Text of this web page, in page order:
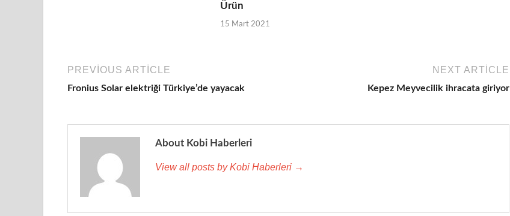
Ürün
15 Mart 2021
PREVIOUS ARTICLE
Fronius Solar elektriği Türkiye’de yayacak
NEXT ARTICLE
Kepez Meyvecilik ihracata giriyor
About Kobi Haberleri
View all posts by Kobi Haberleri →